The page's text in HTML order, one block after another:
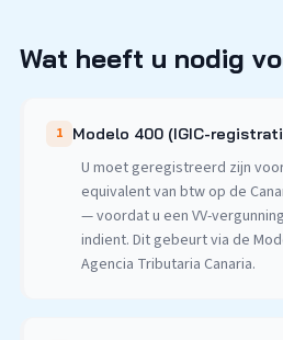
Wat heeft u nodig
1 Modelo 400 (IGIC-
U moet geregistreerd zijn
equivalent van btw op de
— voordat u een VV-
indient. Dit gebeurt via de
Agencia Tributaria Canaria.